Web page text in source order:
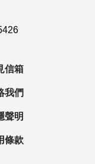
信箱
我們
聲明
條款